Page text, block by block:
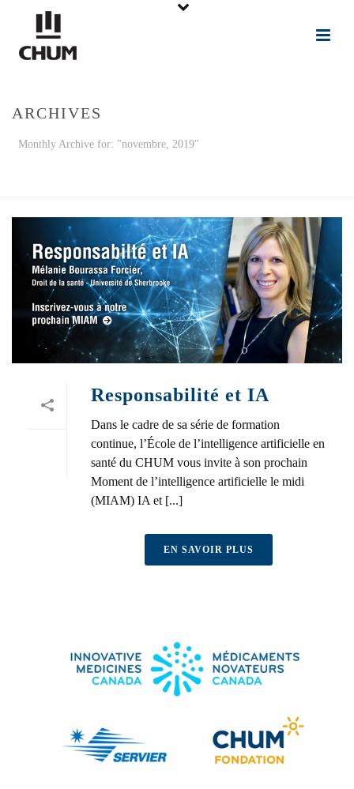
ARCHIVES
Monthly Archive for: "novembre, 2019"
Responsabilité et IA
Dans le cadre de sa série de formation
continue, l’École de l’intelligence artificielle en
santé du CHUM vous invite à son prochain
Moment de l’intelligence artificielle le midi
(MIAM) IA et [...]
EN SAVOIR PLUS